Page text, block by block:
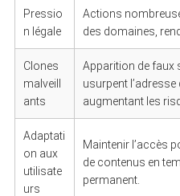
Pressio
n légale
Actions
des domaines,
Clones
malveill
ants
Apparition de faux
usurpent l’adresse
augmentant les
Adaptati
on aux
utilisate
urs
Maintenir l’accès
de contenus en
permanent.